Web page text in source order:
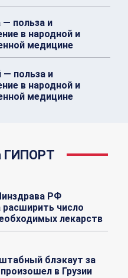
польза и
в народной и
медицине
польза и
в народной и
медицине
ГИПОРТ
РФ
расширить число
лекарств
блэкаут за
в Грузии